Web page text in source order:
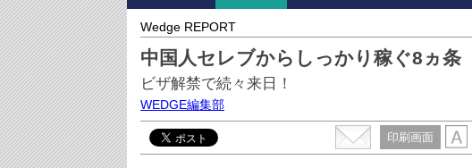
Wedge REPORT
中国人セレブからしっかり稼ぐ8ヵ条
ビザ解禁で続々来日！
WEDGE編集部
印刷画面